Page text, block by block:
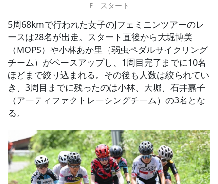
F スタート
5周68kmで行われた女子のJフェミニンツアーのレ
ースは28名が出走。スタート直後から大堀博美
（MOPS）や小林あか里（弱虫ペダルサイクリング
チーム）がペースアップし、1周目完了までに10名
ほどまで絞り込まれる。その後も人数は絞られてい
き、3周目までに残ったのは小林、大堀、石井嘉子
（アーティファクトレーシングチーム）の3名とな
る。